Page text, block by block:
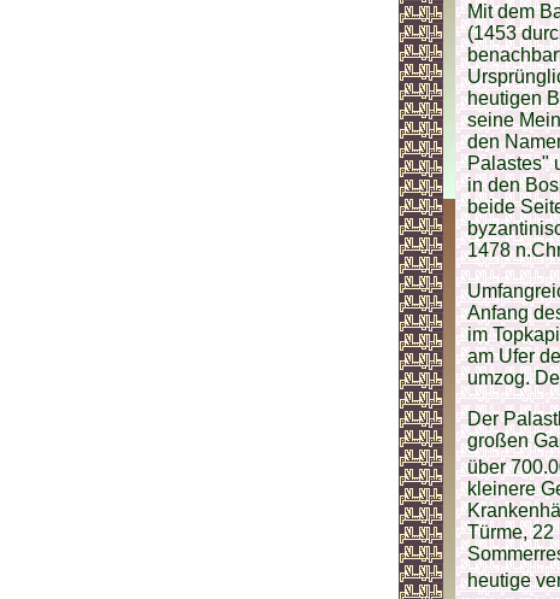
Mit dem
(1453
heutigen
seine
den
Palastes"
in den
beide
1478
Anfang
im
am Ufer
umzog.
Der
großen
über
kleinere
Türme, 22
heutige